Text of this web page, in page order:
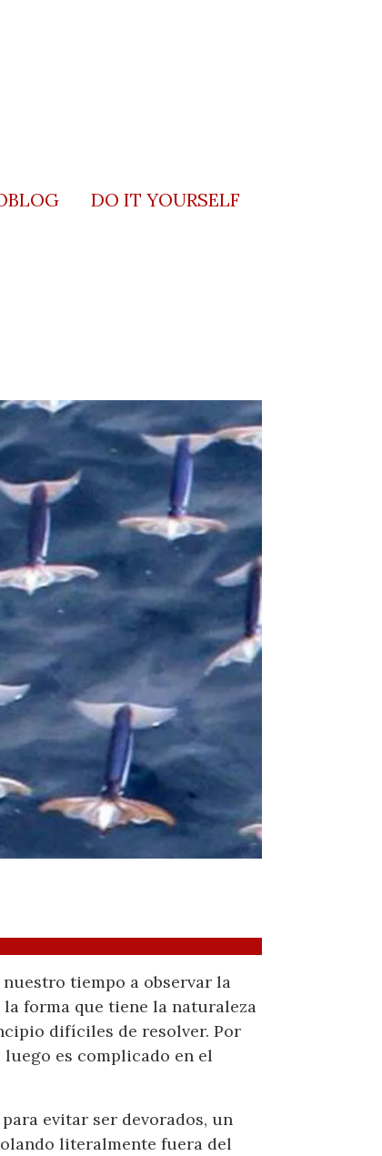
DO IT YOURSELF
tiempo a observar la
forma que tiene la naturaleza
difíciles de resolver. Por
luego es complicado en el
evitar ser devorados, un
literalmente fuera del